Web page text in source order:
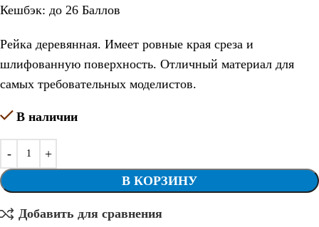
Кешбэк: до 26 Баллов
Рейка деревянная. Имеет ровные края среза и
шлифованную поверхность. Отличный материал для
самых требовательных моделистов.
В наличии
В КОРЗИНУ
Добавить для сравнения